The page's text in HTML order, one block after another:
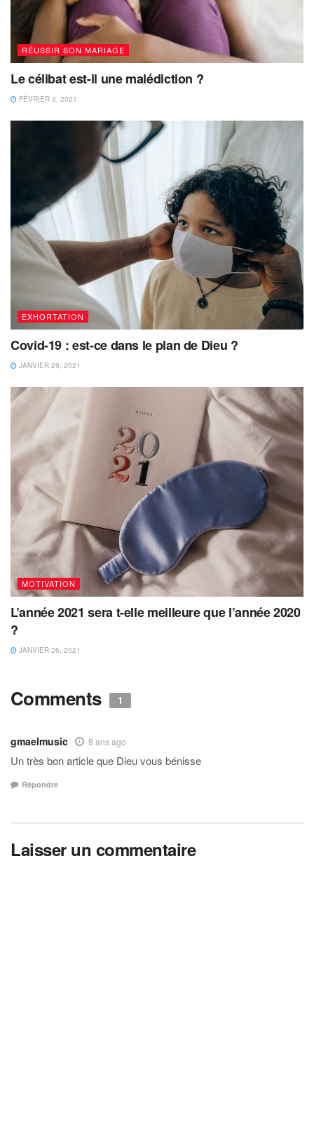
RÉUSSIR SON MARIAGE
Le célibat est-il une malédiction ?
FÉVRIER 3, 2021
EXHORTATION
Covid-19 : est-ce dans le plan de Dieu ?
JANVIER 29, 2021
MOTIVATION
L’année 2021 sera t-elle meilleure que l’année 2020
?
JANVIER 26, 2021
Comments 1
gmaelmusic 8 ans ago
Un très bon article que Dieu vous bénisse
Répondre
Laisser un commentaire